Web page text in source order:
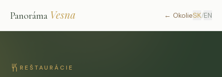
Panoráma Vesna ← OkolieSK/EN
REŠTAURÁCIE